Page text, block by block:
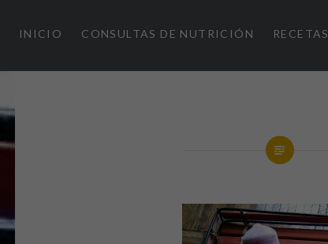
INICIO CONSULTAS DE NUTRICIÓN RECETAS